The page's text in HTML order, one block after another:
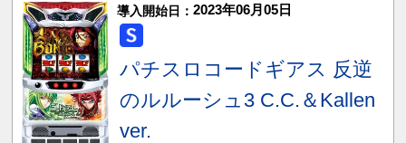
導入開始日： 2023年06月05日
パチスロコードギアス 反逆
のルルーシュ3 C.C.＆Kallen
ver.